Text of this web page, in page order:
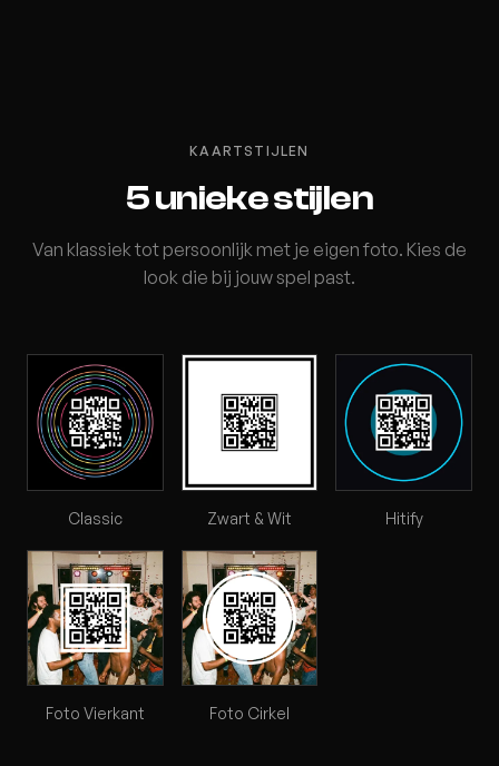
KAARTSTIJLEN
5 unieke stijlen
Van klassiek tot persoonlijk met je eigen foto. Kies de
look die bij jouw spel past.
Classic Zwart & Wit Hitify
Foto Vierkant Foto Cirkel